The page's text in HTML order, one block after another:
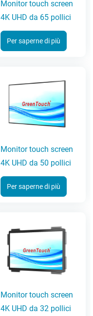
Monitor touch screen
4K UHD da 65 pollici
Per saperne di più
Monitor touch screen
4K UHD da 50 pollici
Per saperne di più
Monitor touch screen
4K UHD da 32 pollici